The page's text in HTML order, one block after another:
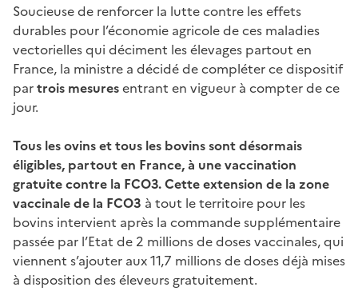
Soucieuse de renforcer la lutte contre les effets
durables pour l’économie agricole de ces maladies
vectorielles qui déciment les élevages partout en
France, la ministre a décidé de compléter ce dispositif
partrois mesuresentrant en vigueur à compter de ce
jour.
Tous les ovins et tous les bovins sont désormais
éligibles, partout en France, à une vaccination
gratuite contre la FCO3. Cette extension de la zone
vaccinale de la FCO3 à tout le territoire pour les
bovins intervient après la commande supplémentaire
passée par l’Etat de 2 millions de doses vaccinales, qui
viennent s’ajouter aux 11,7 millions de doses déjà mises
à disposition des éleveurs gratuitement.